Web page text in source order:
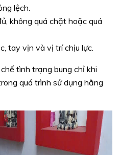
lệch.
không quá chặt hoặc quá
tay vịn và vị trí chịu lực.
tình trạng bung chỉ khi
quá trình sử dụng hằng